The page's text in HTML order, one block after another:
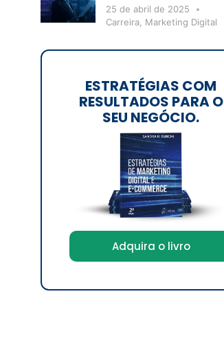
25 de abril de 2025
Carreira, Marketing Digital
ESTRATÉGIAS COM
RESULTADOS PARA O
SEU NEGÓCIO.
Adquira o livro